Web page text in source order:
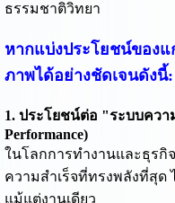
ธรรมชาติวิทยา
หากแบ่งประโยชน์ของ
ภาพได้อย่างชัดเจนดังนี้:
1. ประโยชน์ต่อ "ระบบคว
Performance)
ในโลกการทำงานและธุร
ความสำเร็จที่ทรงพลังที่สุ
แม้แต่งานเดียว